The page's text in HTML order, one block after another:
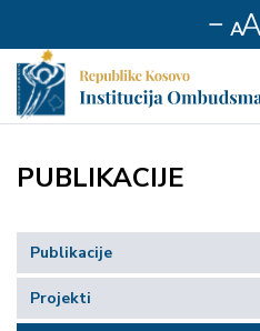
PUBLIKACIJE
Publikacije
Projekti